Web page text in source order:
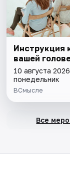
Инструкция
вашей
10 августа 2026
понедельник
ВСмысле
Все